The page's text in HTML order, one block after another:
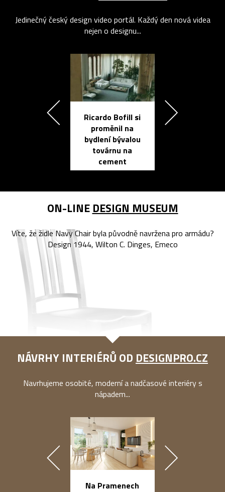
Jedinečný český design video portál. Každý den nová videa
nejen o designu...
Ricardo Bofill si
proměnil na
bydlení bývalou
továrnu na
cement
ON-LINE DESIGN MUSEUM
Víte, že židle Navy Chair byla původně navržena pro armádu?
Design 1944, Wilton C. Dinges, Emeco
NÁVRHY INTERIÉRŮ OD DESIGNPRO.CZ
Navrhujeme osobité, moderní a nadčasové interiéry s
nápadem...
Na Pramenech